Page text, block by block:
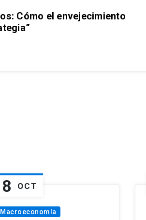
Cómo el envejecimiento
8 OCT
Macroeconomía